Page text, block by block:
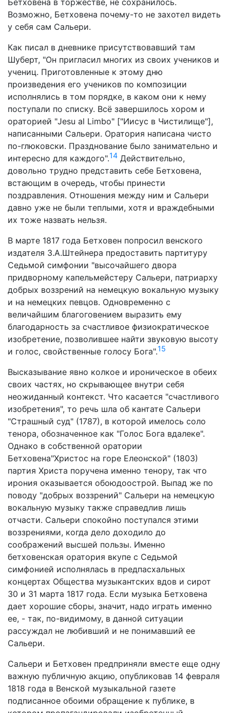
Бетховена в торжестве, не сохранилось.
Возможно, Бетховена почему-то не захотел видеть
у себя сам Сальери.
Как писал в дневнике присутствовавший там
Шуберт, "Он пригласил многих из своих учеников и
учениц. Приготовленные к этому дню
произведения его учеников по композиции
исполнялись в том порядке, в каком они к нему
поступали по списку. Всё завершилось хором и
ораторией "Jesu al Limbo" ["Иисус в Чистилище"],
написанными Сальери. Оратория написана чисто
по-глюковски. Празднование было занимательно и
интересно для каждого".14 Действительно,
довольно трудно представить себе Бетховена,
встающим в очередь, чтобы принести
поздравления. Отношения между ним и Сальери
давно уже не были теплыми, хотя и враждебными
их тоже назвать нельзя.
В марте 1817 года Бетховен попросил венского
издателя З.А.Штейнера предоставить партитуру
Седьмой симфонии "высочайшего двора
придворному капельмейстеру Сальери, патриарху
добрых воззрений на немецкую вокальную музыку
и на немецких певцов. Одновременно с
величайшим благоговением выразить ему
благодарность за счастливое физиократическое
изобретение, позволившее найти звуковую высоту
и голос, свойственные голосу Бога".15
Высказывание явно колкое и ироническое в обеих
своих частях, но скрывающее внутри себя
неожиданный контекст. Что касается "счастливого
изобретения", то речь шла об кантате Сальери
"Страшный суд" (1787), в которой имелось соло
тенора, обозначенное как "Голос Бога вдалеке".
Однако в собственной оратории
Бетховена"Христос на горе Елеонской" (1803)
партия Христа поручена именно тенору, так что
ирония оказывается обоюдоострой. Выпад же по
поводу "добрых воззрений" Сальери на немецкую
вокальную музыку также справедлив лишь
отчасти. Сальери спокойно поступался этими
воззрениями, когда дело доходило до
соображений высшей пользы. Именно
бетховенская оратория вкупе с Седьмой
симфонией исполнялась в предпасхальных
концертах Общества музыкантских вдов и сирот
30 и 31 марта 1817 года. Если музыка Бетховена
дает хорошие сборы, значит, надо играть именно
ее, - так, по-видимому, в данной ситуации
рассуждал не любивший и не понимавший ее
Сальери.
Сальери и Бетховен предприняли вместе еще одну
важную публичную акцию, опубликовав 14 февраля
1818 года в Венской музыкальной газете
подписанное обоими обращение к публике, в